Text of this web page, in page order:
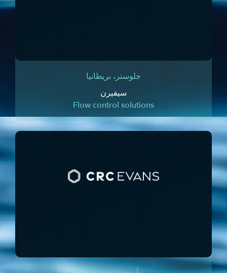
جلوستر، بريطانيا
سيفيرن
Flow control solutions